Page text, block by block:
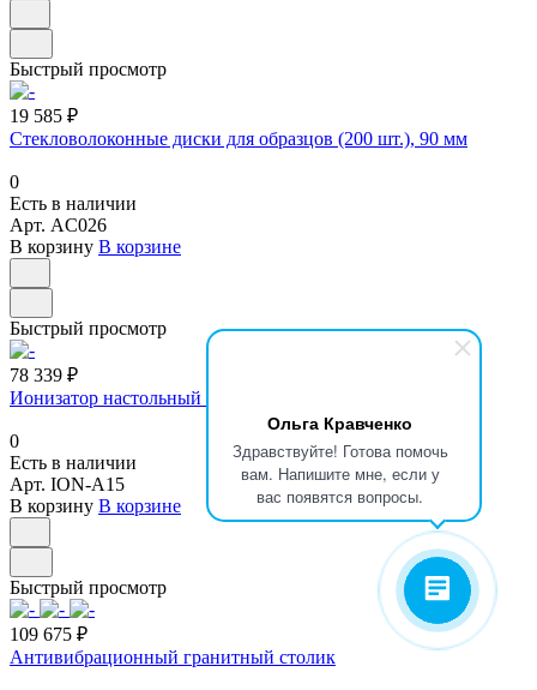
Ольга Кравченко
Здравствуйте! Готова помочь
вам. Напишите мне, если у
вас появятся вопросы.
Быстрый просмотр
19 585 ₽
Стекловолоконные диски для образцов (200 шт.), 90 мм
0
Есть в наличии
Арт. AC026
В корзину В корзине
Быстрый просмотр
78 339 ₽
Ионизатор настольный ION-A15
0
Есть в наличии
Арт. ION-A15
В корзину В корзине
Быстрый просмотр
109 675 ₽
Антивибрационный гранитный столик